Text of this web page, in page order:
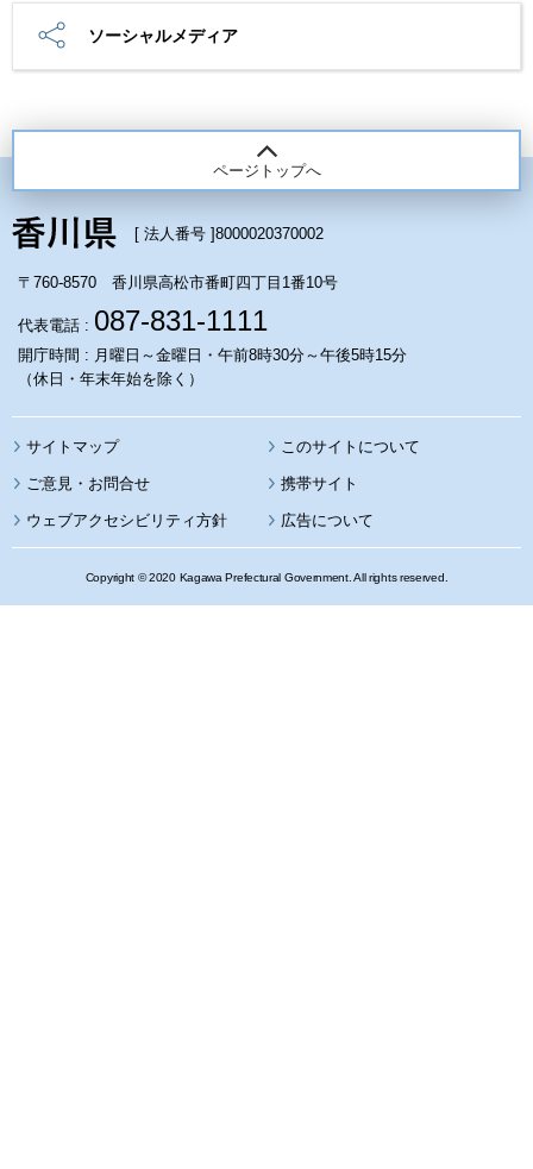
ソーシャルメディア
ページトップへ
[ 法人番号 ]8000020370002
〒760-8570 香川県高松市番町四丁目1番10号
代表電話 : 087-831-1111
開庁時間 : 月曜日～金曜日・午前8時30分～午後5時15分
（休日・年末年始を除く）
サイトマップ このサイトについて
携帯サイト
ウェブアクセシビリティ方針 広告について
Copyright © 2020 Kagawa Prefectural Government. All rights reserved.